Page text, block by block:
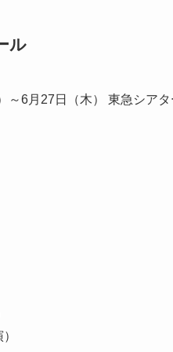
ル
～6月27日（木） 東急シア